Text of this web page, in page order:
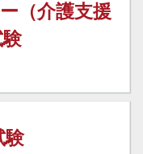
（介護支援
験